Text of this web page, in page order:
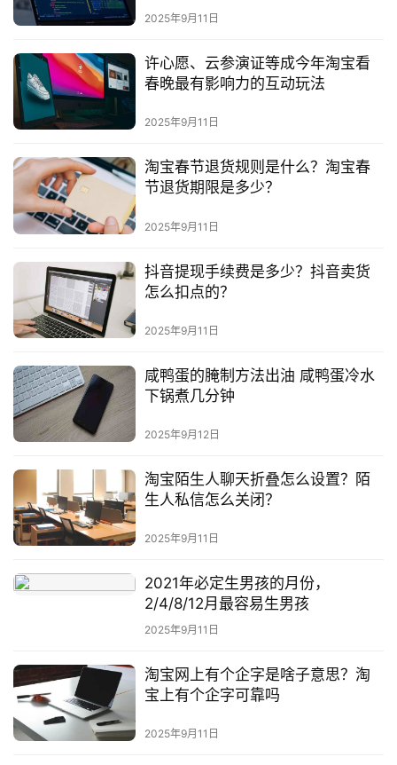
2025年9月11日
许心愿、云参演证等成今年淘宝看
春晚最有影响力的互动玩法
2025年9月11日
淘宝春节退货规则是什么？淘宝春
节退货期限是多少？
2025年9月11日
抖音提现手续费是多少？抖音卖货
怎么扣点的？
2025年9月11日
咸鸭蛋的腌制方法出油 咸鸭蛋冷水
下锅煮几分钟
2025年9月12日
淘宝陌生人聊天折叠怎么设置？陌
生人私信怎么关闭？
2025年9月11日
2021年必定生男孩的月份，
2/4/8/12月最容易生男孩
2025年9月11日
淘宝网上有个企字是啥子意思？淘
宝上有个企字可靠吗
2025年9月11日